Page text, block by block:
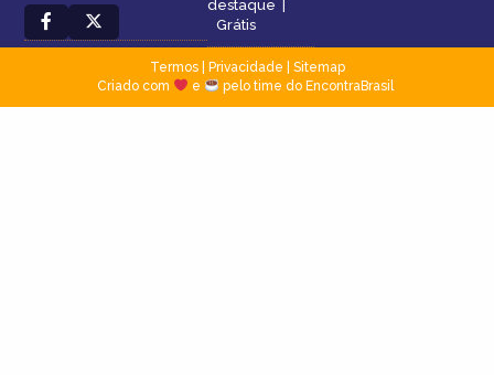
destaque |
Grátis
Termos| Privacidade
Sitemap
Criado com
e pelo time do EncontraBrasil